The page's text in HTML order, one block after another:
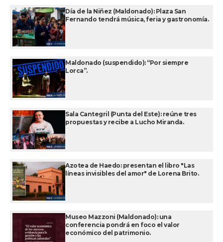
Día de la Niñez (Maldonado): Plaza San
Fernando tendrá música, feria y gastronomía.
Maldonado (suspendido): “Por siempre
Lorca”.
Sala Cantegril (Punta del Este): reúne tres
propuestas y recibe a Lucho Miranda.
Azotea de Haedo: presentan el libro "Las
líneas invisibles del amor" de Lorena Brito.
Museo Mazzoni (Maldonado): una
conferencia pondrá en foco el valor
económico del patrimonio.